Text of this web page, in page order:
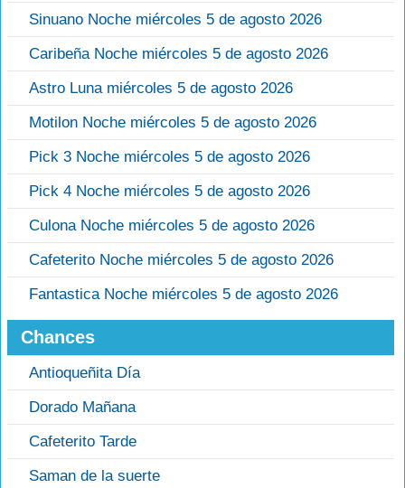
Sinuano Noche miércoles 5 de agosto 2026
Caribeña Noche miércoles 5 de agosto 2026
Astro Luna miércoles 5 de agosto 2026
Motilon Noche miércoles 5 de agosto 2026
Pick 3 Noche miércoles 5 de agosto 2026
Pick 4 Noche miércoles 5 de agosto 2026
Culona Noche miércoles 5 de agosto 2026
Cafeterito Noche miércoles 5 de agosto 2026
Fantastica Noche miércoles 5 de agosto 2026
Chances
Antioqueñita Día
Dorado Mañana
Cafeterito Tarde
Saman de la suerte